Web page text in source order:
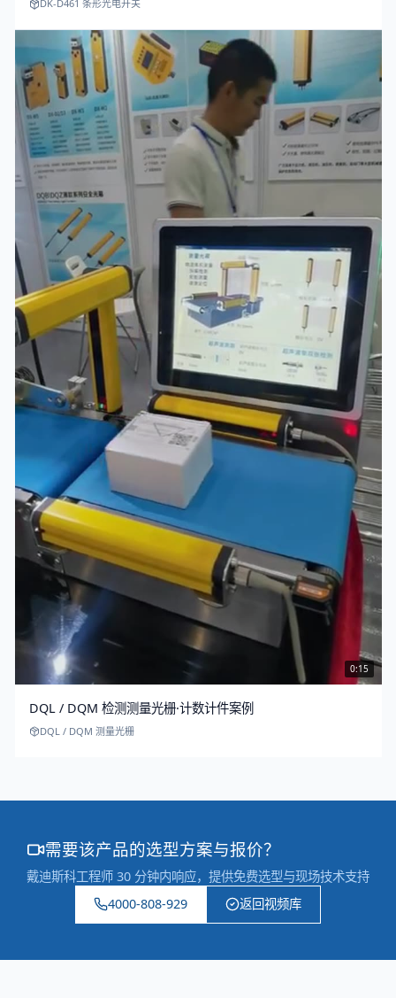
DK-D461 条形光电开关
0:15
DQL / DQM 检测测量光栅·计数计件案例
DQL / DQM 测量光栅
需要该产品的选型方案与报价？
戴迪斯科工程师 30 分钟内响应，提供免费选型与现场技术支持
4000-808-929
返回视频库